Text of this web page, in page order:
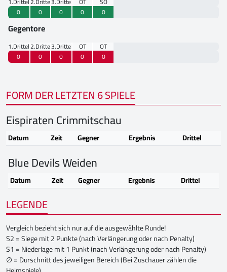
0
0 0 0 0
Gegentore
1.Drittel2.Drittel3.Drittel OT
OT
0
0 0 0 0
FORM DER LETZTEN 6 SPIELE
Eispiraten Crimmitschau
Datum Zeit Gegner Ergebnis Drittel
Blue Devils Weiden
Datum Zeit Gegner Ergebnis Drittel
LEGENDE
Vergleich bezieht sich nur auf die ausgewählte Runde!
S2 = Siege mit 2 Punkte (nach Verlängerung oder nach Penalty)
S1 = Niederlage mit 1 Punkt (nach Verlängerung oder nach Penalty)
∅ = Durschnitt des jeweiligen Bereich (Bei Zuschauer zählen die